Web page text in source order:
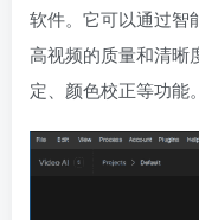
软件。它可以通过智
高视频的质量和清晰
定、颜色校正等功能。